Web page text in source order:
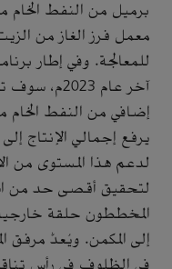
برميل من النفط
معمل فرز الغاز من
للمعالجة. وفي إطار
إضافي من النفط
لدعم هذا المستوى من
لتحقيق أقصى حد من
إلى المكمن. ويُعدُّ مرفق
في الظلوف في رأس